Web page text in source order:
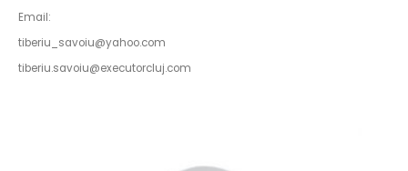
Email:
tiberiu_savoiu@yahoo.com
tiberiu.savoiu@executorcluj.com